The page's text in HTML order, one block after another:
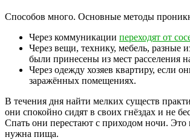
Способов много. Основные методы
Через коммуникации переходят от
Через вещи, технику, мебель, разные
были принесены из мест расселения
Через одежду хозяев квартиру, если
заражённых помещениях.
В течения дня найти мелких существ
они спокойно сидят в своих гнёздах и не
Спать они перестают с приходом ночи. Это
нужна пища.